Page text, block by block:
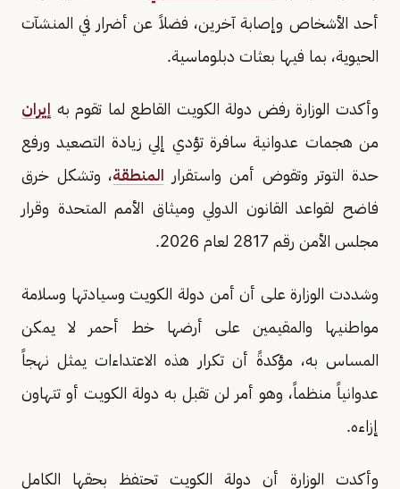
أحد الأشخاص وإصابة آخرين، فضلاً عن أضرار في المنشآت
الحيوية، بما فيها بعثات دبلوماسية.
وأكدت الوزارة رفض دولة الكويت القاطع لما تقوم به إيران
من هجمات عدوانية سافرة تؤدي إلي زيادة التصعيد ورفع
حدة التوتر وتقوض أمن واستقرار المنطقة، وتشكل خرق
فاضح لقواعد القانون الدولي وميثاق الأمم المتحدة وقرار
مجلس الأمن رقم 2817 لعام 2026.
وشددت الوزارة على أن أمن دولة الكويت وسيادتها وسلامة
مواطنيها والمقيمين على أرضها خط أحمر لا يمكن
المساس به، مؤكدةً أن تكرار هذه الاعتداءات يمثل نهجاً
عدوانياً منظماً، وهو أمر لن تقبل به دولة الكويت أو تتهاون
إزاءه.
وأكدت الوزارة أن دولة الكويت تحتفظ بحقها الكامل